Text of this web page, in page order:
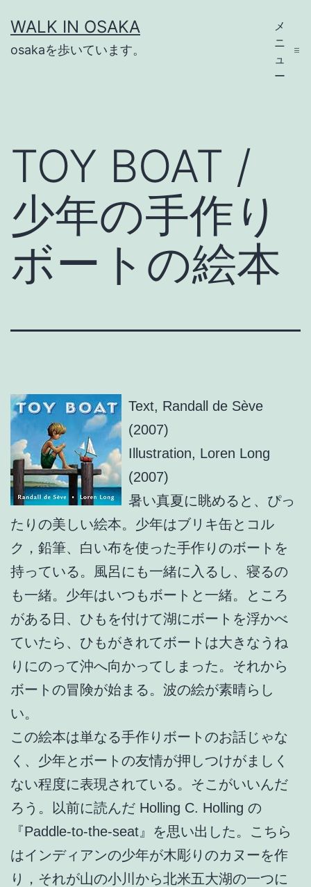
ン
テ
ス
WALK IN OSAKA
osakaを歩いています。
メ
ニ
ュ
ー
TOY BOAT /
少年の手作り
ボートの絵本
Text, Randall de Sève
(2007)
Illustration, Loren Long
(2007)
暑い真夏に眺めると、ぴっ
たりの美しい絵本。少年はブリキ缶とコル
ク，鉛筆、白い布を使った手作りのボートを
持っている。風呂にも一緒に入るし、寝るの
も一緒。少年はいつもボートと一緒。ところ
がある日、ひもを付けて湖にボートを浮かべ
ていたら、ひもがきれてボートは大きなうね
りにのって沖へ向かってしまった。それから
ボートの冒険が始まる。波の絵が素晴らし
い。
この絵本は単なる手作りボートのお話じゃな
く、少年とボートの友情が押しつけがましく
ない程度に表現されている。そこがいいんだ
ろう。以前に読んだ Holling C. Holling の
『Paddle-to-the-seat』を思い出した。こちら
はインディアンの少年が木彫りのカヌーを作
り，それが山の小川から北米五大湖の一つに